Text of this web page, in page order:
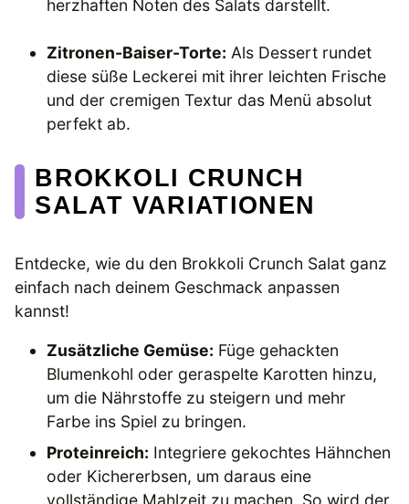
herzhaften Noten des Salats darstellt.
Zitronen-Baiser-Torte: Als Dessert rundet
diese süße Leckerei mit ihrer leichten Frische
und der cremigen Textur das Menü absolut
perfekt ab.
BROKKOLI CRUNCH
SALAT VARIATIONEN
Entdecke, wie du den Brokkoli Crunch Salat ganz
einfach nach deinem Geschmack anpassen
kannst!
Zusätzliche Gemüse: Füge gehackten
Blumenkohl oder geraspelte Karotten hinzu,
um die Nährstoffe zu steigern und mehr
Farbe ins Spiel zu bringen.
Proteinreich: Integriere gekochtes Hähnchen
oder Kichererbsen, um daraus eine
vollständige Mahlzeit zu machen. So wird der